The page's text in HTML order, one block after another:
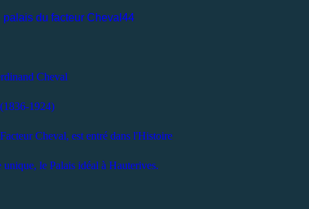
Cheval
(1836-1924)
Cheval, est entré dans l'Histoire
le Palais idéal à Hauterives.